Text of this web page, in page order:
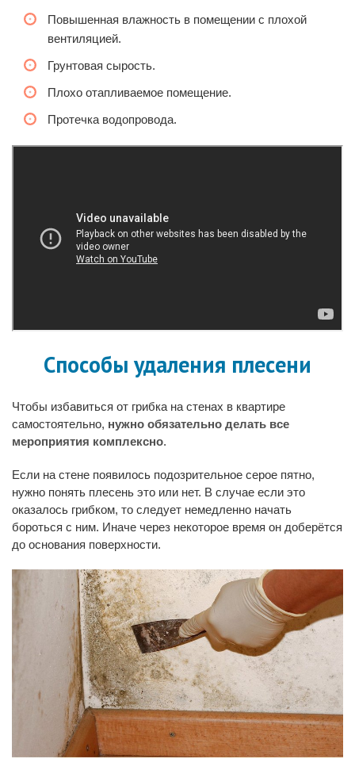
Повышенная влажность в помещении с плохой
вентиляцией.
Грунтовая сырость.
Плохо отапливаемое помещение.
Протечка водопровода.
Способы удаления плесени
Чтобы избавиться от грибка на стенах в квартире
самостоятельно, нужно обязательно делать все
мероприятия комплексно.
Если на стене появилось подозрительное серое пятно,
нужно понять плесень это или нет. В случае если это
оказалось грибком, то следует немедленно начать
бороться с ним. Иначе через некоторое время он доберётся
до основания поверхности.